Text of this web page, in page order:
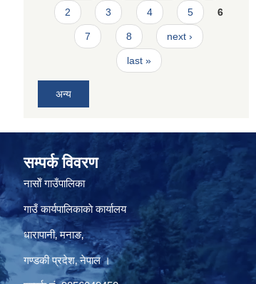
2 3 4 5 6
7 8 next ›
last »
अन्य
सम्पर्क विवरण
नासाेँ गाउँपालिका
गाउँ कार्यपालिकाकाे कार्यालय
धारापानी‚ मनाङ‚
गण्डकी प्रदेश‚ नेपाल ।